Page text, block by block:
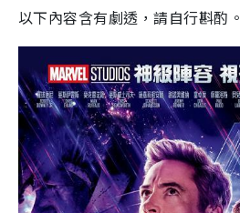
以下內容含有劇透，請自行斟酌。